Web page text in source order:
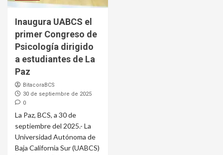
Inaugura UABCS el
primer Congreso de
Psicología dirigido
a estudiantes de La
Paz
BitacoraBCS
30 de septiembre de 2025
0
La Paz, BCS, a 30 de
septiembre del 2025.- La
Universidad Autónoma de
Baja California Sur (UABCS)